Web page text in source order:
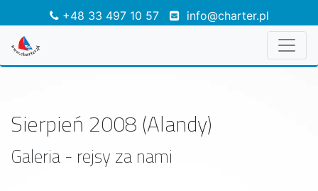
+48 33 497 10 57 info@charter.pl
Sierpień 2008 (Alandy)
Galeria - rejsy za nami